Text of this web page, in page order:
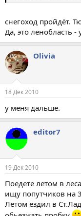
снегоход пройдёт.
Да, это ленобласть
Olivia
18 Дек 2010
у меня дальше.
editor7
19 Дек 2010
Поедете летом в
ищу попутчиков на
Летом ездил в